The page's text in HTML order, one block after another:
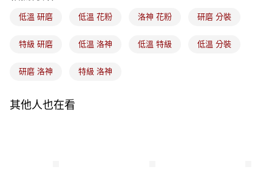
每筆NT$100，滿NT$1,500(含以上)免運費
常溫宅配-(限重20kg以下)
付款後門市自取
低溫 研磨 低溫 花粉 洛神 花粉 研磨 分裝
特級 研磨 低溫 洛神 低溫 特級 低溫 分裝
研磨 洛神 特級 洛神
其他人也在看